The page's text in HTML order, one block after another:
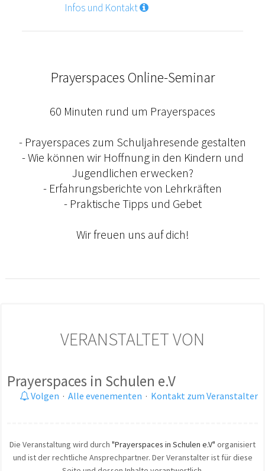
Infos und Kontakt
Prayerspaces Online-Seminar
60 Minuten rund um Prayerspaces
- Prayerspaces zum Schuljahresende gestalten
- Wie können wir Hoffnung in den Kindern und
Jugendlichen erwecken?
- Erfahrungsberichte von Lehrkräften
- Praktische Tipps und Gebet
Wir freuen uns auf dich!
VERANSTALTET VON
Prayerspaces in Schulen e.V
Volgen · Alle evenementen · Kontakt zum Veranstalter
Die Veranstaltung wird durch "Prayerspaces in Schulen e.V" organisiert
und ist der rechtliche Ansprechpartner. Der Veranstalter ist für diese